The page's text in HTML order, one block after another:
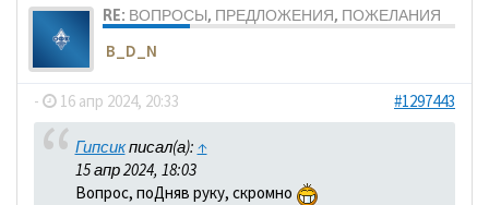
RE: ВОПРОСЫ, ПРЕДЛОЖЕНИЯ, ПОЖЕЛАНИЯ
B_D_N
- 16 апр 2024, 20:33 #1297443
Гипсикписал(а): ↑
15 апр 2024, 18:03
Вопрос, поДняв руку, скромно